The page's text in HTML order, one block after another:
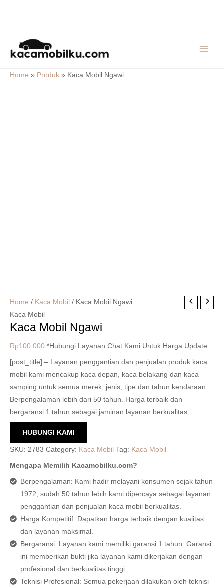
content
Home » Produk » Kaca Mobil Ngawi
Home / Kaca Mobil / Kaca Mobil Ngawi
Kaca Mobil
Kaca Mobil Ngawi
Rp100.000 *Hubungi Layanan Chat Kami Untuk Harga Update
[post_title] – Layanan penggantian dan penjualan produk kaca
mobil kami mencakup kaca depan, kaca belakang dan kaca
samping untuk semua merek, jenis, tipe dan tahun kendaraan.
Berpengalaman lebih dari 50 tahun. Harga terbaik dan
bergaransi 1 tahun sebagai jaminan layanan berkualitas.
HUBUNGI KAMI
SKU: 2783 Category: Kaca Mobil Tag: Kaca Mobil
Mengapa Memilih Kacamobilku.com?
Berpengalaman: Kami hadir melayani konsumen sejak tahun
1972, sudah 50 tahun lebih kami dipercaya sebagai layanan
penggantian dan penjualan kaca mobil berkualitas.
Harga Kompetitif: Dapatkan harga terbaik dengan kualitas
dan layanan maksimal.
Bergaransi: Layanan kami memiliki garansi 1 tahun. Garansi
ini memberikan bukti jika layanan kami dikerjakan dengan
profesional dan berkualitas tinggi.
Teknisi Profesional: Semua pekerjaan dilakukan oleh teknisi